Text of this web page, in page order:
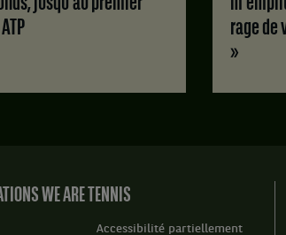
Wild-
card
:
rage de
»
WE ARE TENNIS
Accessibilité partiellement